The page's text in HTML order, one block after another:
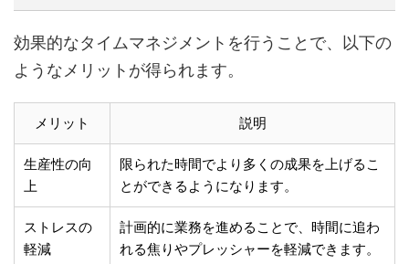
効果的なタイムマネジメントを行うことで、以下の
ようなメリットが得られます。
メリット 説明
生産性の向
上
限られた時間でより多くの成果を上げるこ
とができるようになります。
ストレスの
軽減
計画的に業務を進めることで、時間に追わ
れる焦りやプレッシャーを軽減できます。